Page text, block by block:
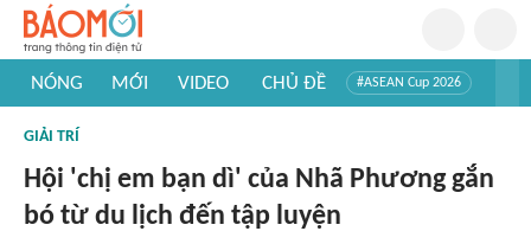
NÓNG MỚI VIDEO CHỦ ĐỀ #ASEAN Cup 2026
#Khám phá thế giới
GIẢI TRÍ
Hội 'chị em bạn dì' của Nhã Phương gắn
bó từ du lịch đến tập luyện